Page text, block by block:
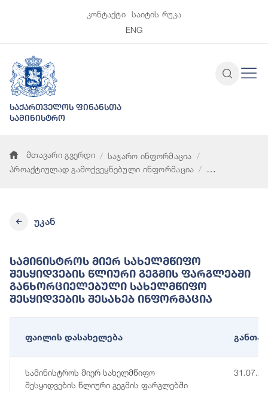
კონტაქტი
საიტის რუკა
ENG
საქართველოს ფინანსთა
სამინისტრო
მთავარი გვერდი
საჯარო ინფორმაცია
პროაქტიულად გამოქვეყნებული ინფორმაცია
უკან
Სამინისტროს Მიერ Სახელმწიფო
Შესყიდვების Წლიური Გეგმის Ფარგლებში
Განხორციელებული Სახელმწიფო
Შესყიდვების Შესახებ Ინფორმაცია
ფაილის დასახელება
სამინისტროს მიერ სახელმწიფო
შესყიდვების წლიური გეგმის ფარგლებში